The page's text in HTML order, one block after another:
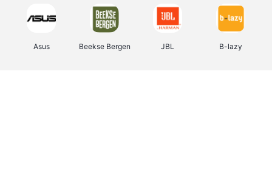
Asus Beekse Bergen JBL B-lazy